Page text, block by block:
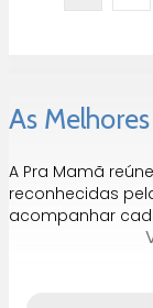
As
A Pra Mamã
reconhecidas
acompanhar